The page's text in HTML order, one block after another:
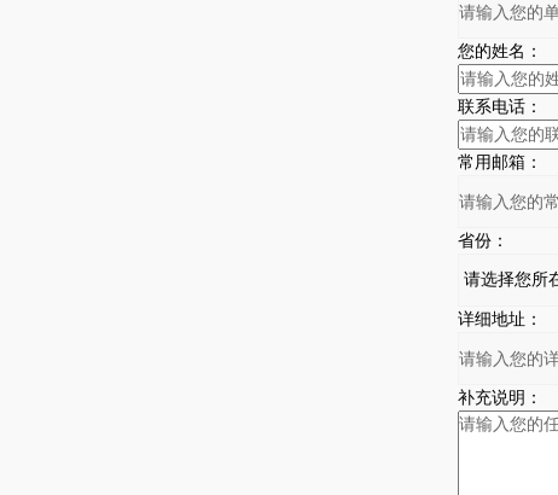
您的姓名：
联系电话：
常用邮箱：
省份：
详细地址：
补充说明：